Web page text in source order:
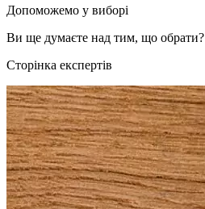
Допоможемо у виборі
Ви ще думаєте над тим, що обрати?
Сторінка експертів